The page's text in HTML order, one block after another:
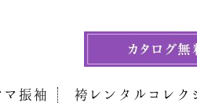
マ振袖 袴レンタルコレク